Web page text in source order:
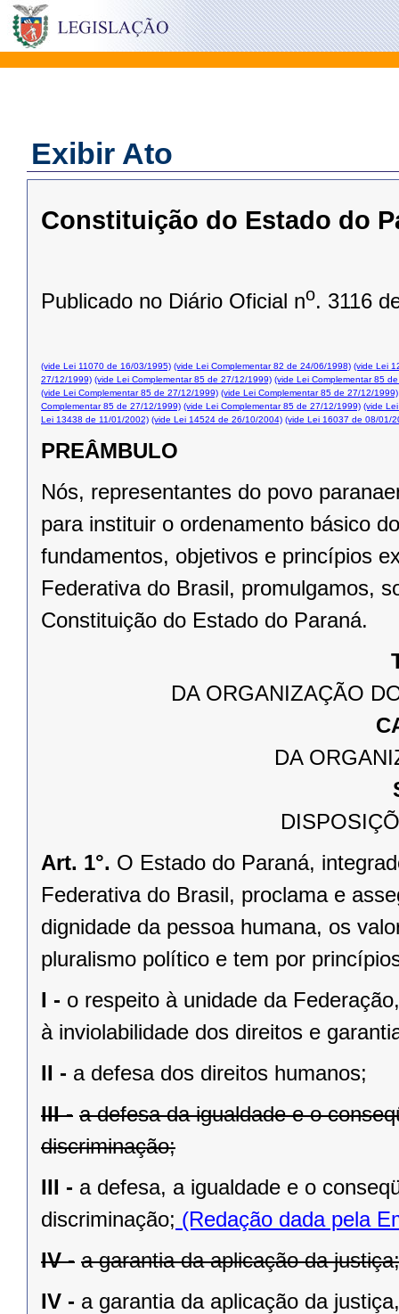
Exibir Ato
Constituição do Estado do
Publicado no Diário Oficial no. 3116
(vide Lei 11070 de 16/03/1995) (vide Lei Complementar 82 de 24/06/1998) (vide Lei
27/12/1999) (vide Lei Complementar 85 de 27/12/1999) (vide Lei Complementar 85
(vide Lei Complementar 85 de 27/12/1999) (vide Lei Complementar 85 de 27/12/1999)
Complementar 85 de 27/12/1999) (vide Lei Complementar 85 de 27/12/1999) (vide
Lei 13438 de 11/01/2002) (vide Lei 14524 de 26/10/2004) (vide Lei 16037 de 08/01/
PREÂMBULO
Nós, representantes do povo
para instituir o ordenamento básico
fundamentos, objetivos e princípios
Federativa do Brasil, promulgamos,
Constituição do Estado do Paraná.
DA ORGANIZAÇÃO
DA
Art. 1°. O Estado do Paraná,
Federativa do Brasil, proclama e
dignidade da pessoa humana, os
pluralismo político e tem por
I - o respeito à unidade da
à inviolabilidade dos direitos e
II - a defesa dos direitos humanos;
III - a defesa da igualdade e o
discriminação;
III - a defesa, a igualdade e o
discriminação; (Redação dada pela
IV - a garantia da aplicação da justiça;
IV - a garantia da aplicação da